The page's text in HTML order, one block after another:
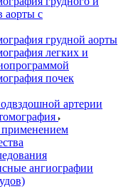
аорты с
грудной аорты
легких и
почек
артерии
применением
ангиографии